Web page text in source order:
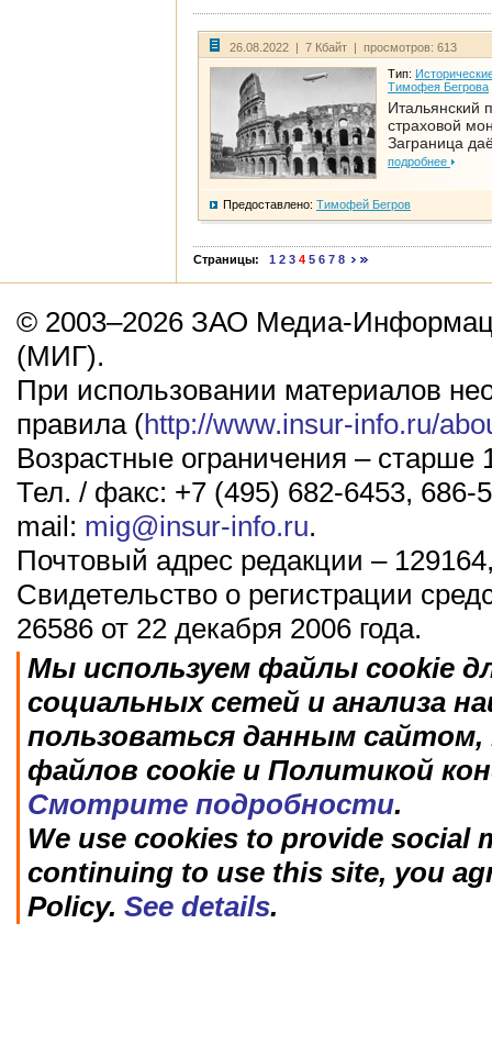
26.08.2022 | 7 Кбайт | просмотров: 613
Тип:
Тимофея Бегрова
Итальянский
страховой
Заграница
подробнее
Предоставлено: Тимофей Бегров
Страницы: 1 2 3 4 5 6 7 8
© 2003–2026 ЗАО Медиа-
(МИГ).
При использовании материалов
правила (http://www.insur-info.ru/
Возрастные ограничения – старше
Тел. / факс: +7 (495) 682-6453, 686-
mail: mig@insur-info.ru.
Почтовый адрес редакции –
Свидетельство о регистрации
26586 от 22 декабря 2006 года.
Мы используем файлы cookie
социальных сетей и анализа
пользоваться данным
файлов cookie и Политикой
Смотрите подробности.
We use cookies to provide social
continuing to use this site, you
Policy. See details.